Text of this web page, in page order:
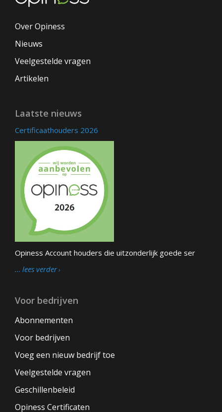
Over Opiness
Nieuws
Veelgestelde vragen
Artikelen
Laatste nieuws
Certificaathouders 2026
Opiness Account houders die uitzonderlijk goede ser
… lees verder
Voor bedrijven
Abonnementen
Voor bedrijven
Voeg een nieuw bedrijf toe
Veelgestelde vragen
Geschillenbeleid
Opiness Certificaten